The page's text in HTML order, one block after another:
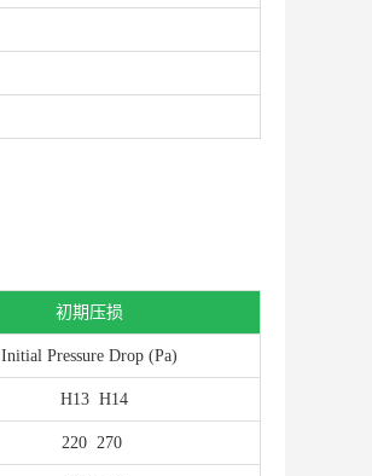
初期压损
Initial Pressure Drop (Pa)
H13 H14
220 270